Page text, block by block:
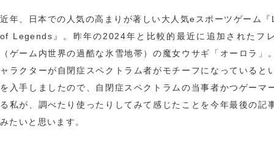
近年、日本での人気の高まりが著しい大人気eスポーツゲーム
of Legends』。昨年の2024年と比較的最近に追加されたフ
（ゲーム内世界の過酷な氷雪地帯）の魔女ウサギ「オーロラ」
ャラクターが自閉症スペクトラム者がモチーフになっていると
を入手しましたので、自閉症スペクトラムの当事者かつゲーマ
る私が、調べたり使ったりしてみて感じたことを今年最後の記
みたいと思います。